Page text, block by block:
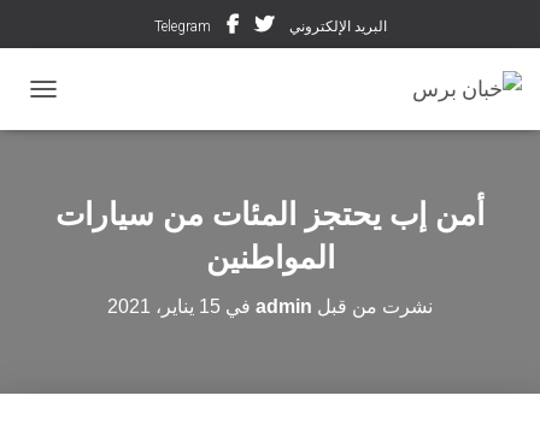
البريد الإلكتروني Telegram
أمن إب يحتجز المئات من سيارات
المواطنين
نشرت من قبل admin في 15 يناير، 2021